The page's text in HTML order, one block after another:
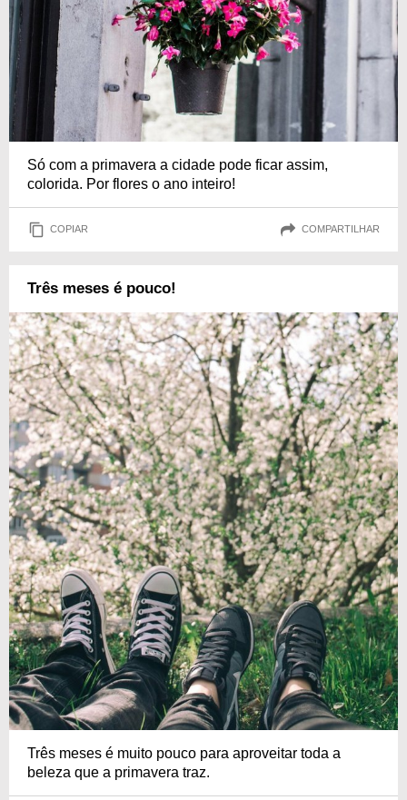
Só com a primavera a cidade pode ficar assim,
colorida. Por flores o ano inteiro!
COPIAR COMPARTILHAR
Três meses é pouco!
Três meses é muito pouco para aproveitar toda a
beleza que a primavera traz.